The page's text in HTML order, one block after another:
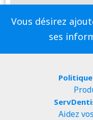
Vous désirez
ses
Aidez